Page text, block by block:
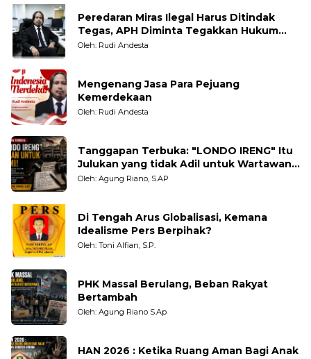
Peredaran Miras Ilegal Harus Ditindak
Tegas, APH Diminta Tegakkan Hukum
Tanpa Pandang Bulu
Oleh: Rudi Andesta
Mengenang Jasa Para Pejuang
Kemerdekaan
Oleh: Rudi Andesta
Tanggapan Terbuka: "LONDO IRENG" Itu
Julukan yang tidak Adil untuk Wartawan,
Pengamat dan LSM
Oleh: Agung Riano, S.AP
Di Tengah Arus Globalisasi, Kemana
Idealisme Pers Berpihak?
Oleh: Toni Alfian, S.P.
PHK Massal Berulang, Beban Rakyat
Bertambah
Oleh: Agung Riano S.Ap
HAN 2026 : Ketika Ruang Aman Bagi Anak